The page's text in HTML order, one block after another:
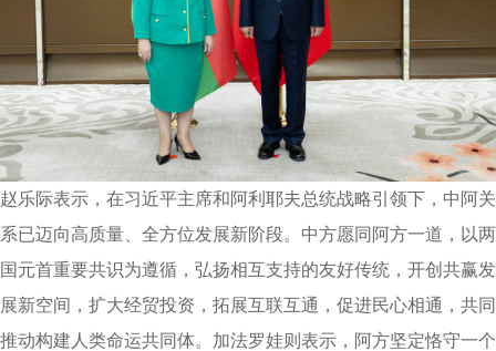
赵乐际表示，在习近平主席和阿利耶夫总统战略引领下，中阿关
系已迈向高质量、全方位发展新阶段。中方愿同阿方一道，以两
国元首重要共识为遵循，弘扬相互支持的友好传统，开创共赢发
展新空间，扩大经贸投资，拓展互联互通，促进民心相通，共同
推动构建人类命运共同体。加法罗娃则表示，阿方坚定恪守一个